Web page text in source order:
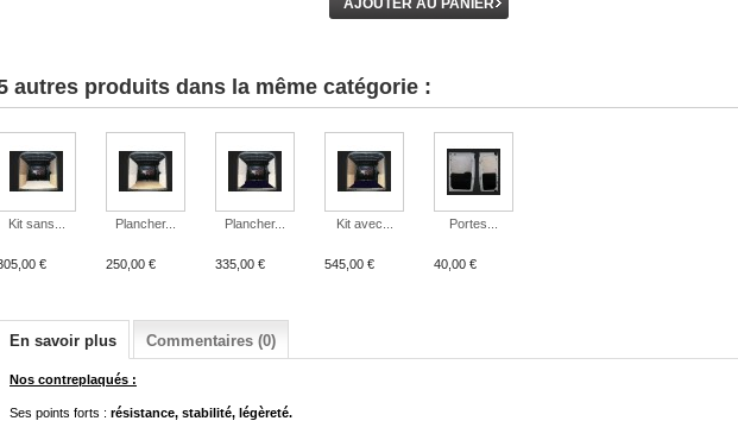
autres produits dans la même catégorie :
Kit sans...
€
Plancher...
250,00 €
Plancher...
335,00 €
Kit avec...
545,00 €
Portes...
40,00 €
En savoir plus Commentaires (0)
Nos contreplaqués :
Ses points forts : résistance, stabilité, légèreté.